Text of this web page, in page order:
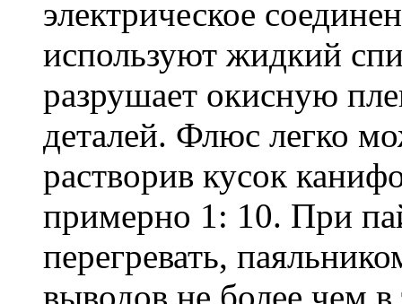
электрическое
используют жидкий
разрушает окисную
деталей. Флюс легко
растворив кусок
примерно 1: 10. При
перегревать,